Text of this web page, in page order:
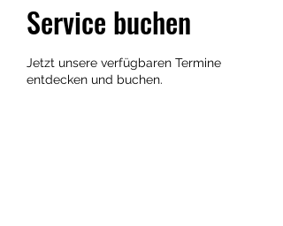
Service buchen
Jetzt unsere verfügbaren Termine
entdecken und buchen.